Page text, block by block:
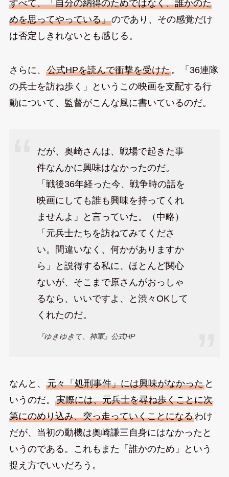
すべて、「自分の納得のためではなく、誰かのた
めを思ってやっている」のであり、その感覚だけ
は否定しきれないとも感じる。
さらに、 公式HPを読んで衝撃を受けた。「36連隊
の兵士を訪ね歩く」というこの映画を支配する行
動について、監督がこんな風に書いているのだ。
だが、奥崎さんは、戦場で起きた事
件なんかに興味はなかったのだ。
「戦後36年経った今、戦争時の話を
映画にしても誰も興味を持ってくれ
ませんよ」と言っていた。（中略）
「元兵士たちを訪ねてみてくださ
い。間違いなく、何かがありますか
ら」と説得する私に、ほとんど関心
ないが、そこまで原さんがおっしゃ
るなら、いいですよ、と渋々OKして
くれたのだ。
『ゆきゆきて、神軍』公式HP
なんと、 元々「処刑事件」には興味がなかったと
いうのだ。 実際には、元兵士を尋ね歩くことに次
第にのめり込み、突っ走っていくことになるわけ
だが、当初の動機は奥崎謙三自身にはなかったと
いうのである。これもまた「誰かのため」という
捉え方でいいだろう。